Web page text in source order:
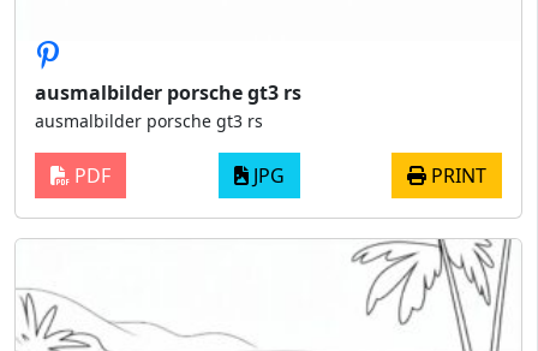
ausmalbilder porsche gt3 rs
ausmalbilder porsche gt3 rs
PDF JPG PRINT